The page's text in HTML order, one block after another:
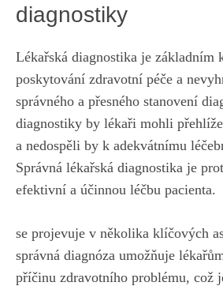
diagnostiky
Lékařská‍ diagnostika je základním
poskytování zdravotní péče a
správného a přesného stanovení
diagnostiky by lékaři mohli
a nedospěli ​by k adekvátnímu
‍Správná lékařská diagnostika je
efektivní a účinnou léčbu pacienta.
se⁣ projevuje ‍v několika klíčových
správná diagnóza umožňuje
příčinu zdravotního problému, což